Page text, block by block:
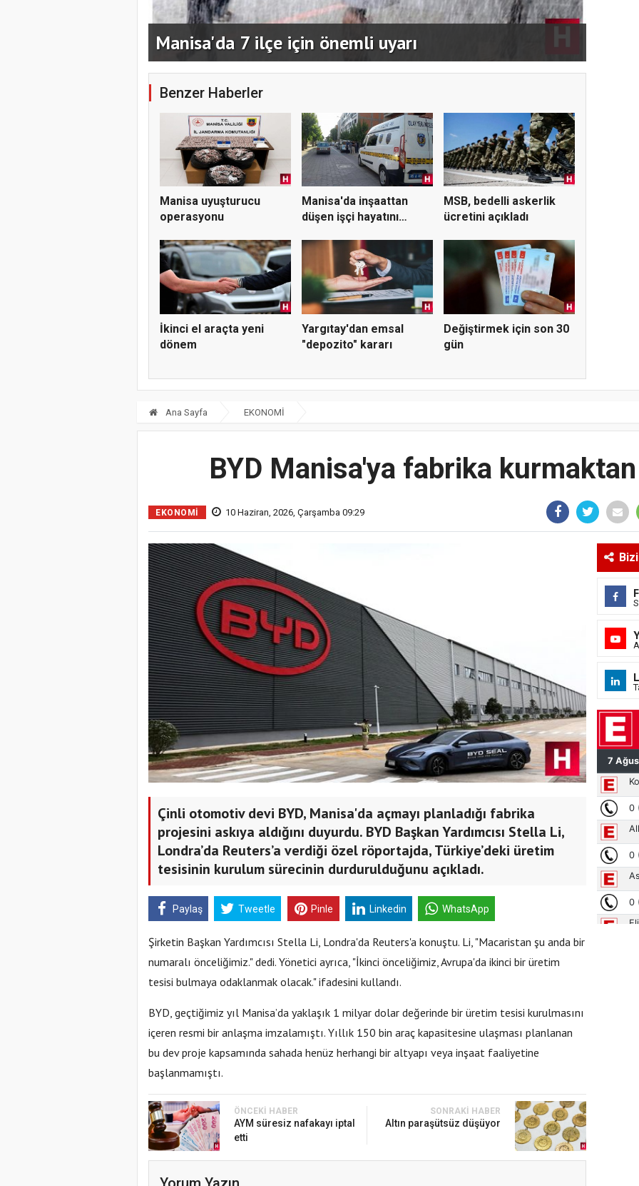
Manisa'da 7 ilçe için önemli uyarı
Benzer Haberler
Manisa uyuşturucu
operasyonu
Manisa'da inşaattan
düşen işçi hayatını
MSB, bedelli askerlik
ücretini açıkladı
İkinci el araçta yeni
dönem
Yargıtay'dan emsal
"depozito" kararı
Değiştirmek için son 30
gün
Ana Sayfa EKONOMİ
BYD Manisa'ya fabrika
EKONOMİ 10 Haziran, 2026, Çarşamba 09:29
Çinli otomotiv devi BYD, Manisa'da açmayı planladığı fabrika
projesini askıya aldığını duyurdu. BYD Başkan Yardımcısı Stella Li,
Londra’da Reuters’a verdiği özel röportajda, Türkiye’deki üretim
tesisinin kurulum sürecinin durdurulduğunu açıkladı.
Paylaş Tweetle Pinle Linkedin WhatsApp
Şirketin Başkan Yardımcısı Stella Li, Londra'da Reuters'a konuştu. Li, "Macaristan şu anda bir
numaralı önceliğimiz." dedi. Yönetici ayrıca, "İkinci önceliğimiz, Avrupa'da ikinci bir üretim
tesisi bulmaya odaklanmak olacak." ifadesini kullandı.
BYD, geçtiğimiz yıl Manisa’da yaklaşık 1 milyar dolar değerinde bir üretim tesisi kurulmasını
içeren resmi bir anlaşma imzalamıştı. Yıllık 150 bin araç kapasitesine ulaşması planlanan
bu dev proje kapsamında sahada henüz herhangi bir altyapı veya inşaat faaliyetine
başlanmamıştı.
ÖNCEKI HABER
AYM süresiz nafakayı iptal
etti
SONRAKI HABER
Altın paraşütsüz düşüyor